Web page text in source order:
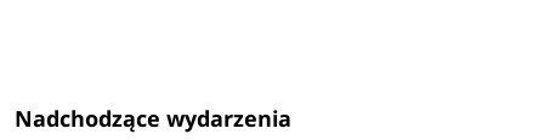
Nadchodzące wydarzenia